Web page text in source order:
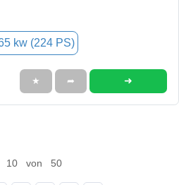
kw (224 PS)
★ ➦ ➜
von 50